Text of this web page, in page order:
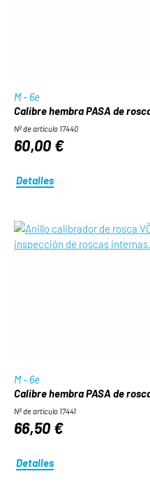
M - 6e
Calibre hembra PASA de
Nº de artículo 17440
60,00 €
Detalles
M - 6e
Calibre hembra PASA de
Nº de artículo 17441
66,50 €
Detalles